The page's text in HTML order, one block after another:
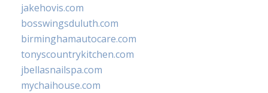
jakehovis.com
bosswingsduluth.com
birminghamautocare.com
tonyscountrykitchen.com
jbellasnailspa.com
mychaihouse.com